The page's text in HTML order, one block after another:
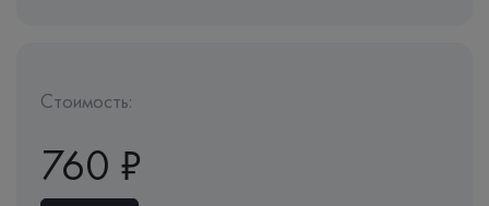
Стоимость:
760 ₽